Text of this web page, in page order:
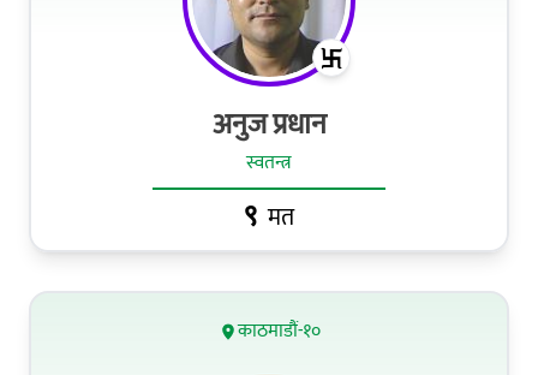
अनुज प्रधान
स्वतन्त्र
९ मत
काठमाडौं-१०